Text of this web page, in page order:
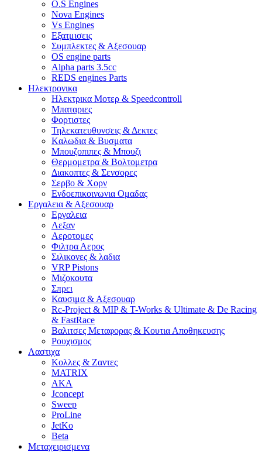
O.S Engines
Nova Engines
Vs Engines
Εξατμισεις
Συμπλεκτες & Αξεσουαρ
OS engine parts
Alpha parts 3.5cc
REDS engines Parts
Ηλεκτρονικα
Ηλεκτρικα Μοτερ & Speedcontroll
Μπαταριες
Φορτιστες
Τηλεκατευθυνσεις & Δεκτες
Kαλωδια & Βυσματα
Μπουζοπιπες & Μπουζι
Θερμομετρα & Βολτομετρα
Διακοπτες & Σενσορες
Σερβο & Χορν
Ενδοεπικοινωνια Ομαδας
Εργαλεια & Αξεσουαρ
Εργαλεια
Λεξαν
Αεροτομες
Φιλτρα Αερος
Σιλικονες & λαδια
VRP Pistons
Μιζοκουτα
Σπρει
Καυσιμα & Αξεσουαρ
Rc-Project & MIP & T-Works & Ultimate & De Racing
& FastRace
Βαλιτσες Μεταφορας & Κουτια Αποθηκευσης
Ρουχισμος
Λαστιχα
Κολλες & Ζαντες
MATRIX
AKA
Jconcept
Sweep
ProLine
JetKo
Beta
Μεταχειρισμενα